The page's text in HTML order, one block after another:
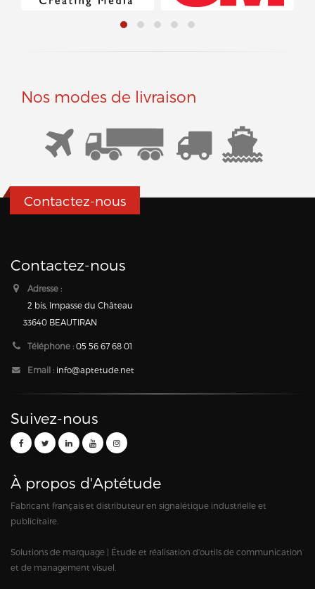
Nos modes de livraison
Contactez-nous
Contactez-nous
Adresse :
2 bis, Impasse du Château
33640 BEAUTIRAN
Téléphone : 05 56 67 68 01
Email : info@aptetude.net
Suivez-nous
À propos d'Aptétude
Fabricant français et distributeur en signalétique industrielle et
publicitaire.
Solutions de marquage | Étude et réalisation d'outils de communication
et de management visuel.